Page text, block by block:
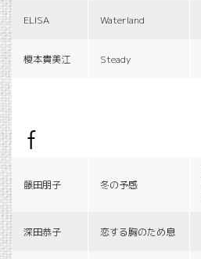
ELISA Waterland
榎本貴美江 Steady
f
藤田朋子 冬の予感
深田恭子 恋する胸のため息